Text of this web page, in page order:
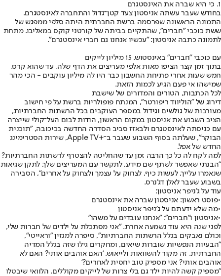
1. כי היא שברה את האינסטגרם
בחודש שעבר עשתה אניסטון צעד קטן־גדול והתחברה לאינסטגרם.
התמונה הראשונה שפרסמה ברשת החברתית היתה סלפי ממפגש של
ששת כוכבי "חברים", שהתקיים בביתה של קורטני קוקס במאליבו. מתחת
לתמונה כתבה אניסטון: "עכשיו אנחנו גם חברי אינסטגרם".
עם כוכבי "חברים" באינסטוש. 15 מיליון לייקים
בתוך זמן קצר הציפו מאות אלפי מעריצים את הדף שלה, עד שהוא קרס.
חמש שעות אחרי פתיחת החשבון כבר היו לה מיליון עוקבים - הכי מהר
שמישהו אי פעם הגיע לכמות הזאת.
לכל הכתבות, הטורים והמדורים של שישבת
דירוג של "הוליווד ריפורטר", המנתח פופולריות ברשת על פי חישוב
מעורבות של גולשים וגידול במספר העוקבים בכל הרשתות החברתיות,
הציב השבוע את אניסטון במקום הראשון, הודות לבום העל־קולי שייצרה
עם כניסתה לאינסטגרם ולבאזז סביב הסדרה החדשה בכיכובה, "תוכנית
הבוקר", שעלתה בסוף השבוע שעבר ב־+Apple TV, שירות הסטרימינג
החדש של אפל.
למה לקח לה כל כך הרבה זמן עד שהחליטה להצטרף לרשתות החברתיות?
"הבנתי שאפשר לשתף שם מידע, לתקשר עם המעריצים שלך, לתקן שגיאות
שנאמרו עלייך, לעשות כיף, לצחוק על עצמך ולצחוק על אחרים", הסבירה
בשבוע שעבר לאלן דג'נרס.
עוד על ג'ניפר אניסטון:
•פוסט ראשון: אניסטון שברה את אינסטגרם
•מה שלא ידעתם על ג'ניפר אניסטון
•אניסטון ו"חברים": "אנחנו עובדים על משהו"
לפני שנה היא עוד נשמעה אחרת. "אני מסתכלת על ילדים של חברות שלי,
וכולם נאבקים בגלל הרשתות החברתיות", סיפרה למגזין "וראייטי",
"הבעיות הנפשיות שוברות שיאים, ומחקרים גילו שזה בגלל המדיה
החברתית. זה מקור להשוואות ולייאוש. 'האם אוהבים אותי? האם לא
אוהבים אותי? אני מספיק טוב יחסית לאחרים?'
"מספיק קשה להיות ילד גם בלי צרות של לייקים מקוללים. הלוואי שיבטלו